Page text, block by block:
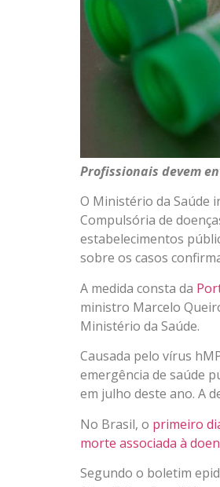
Profissionais devem
O Ministério da Saúde
Compulsória de
estabelecimentos
sobre os casos
A medida consta da
ministro Marcelo
Ministério da Saúde.
Causada pelo vírus
emergência de saúde
em julho deste ano. A
No Brasil, o primeiro
morte associada à
Segundo o boletim